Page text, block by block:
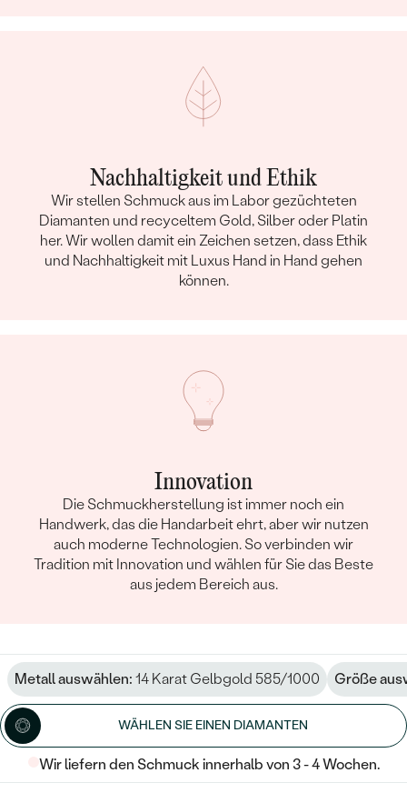
Nachhaltigkeit und Ethik
Wir stellen Schmuck aus im Labor gezüchteten
Diamanten und recyceltem Gold, Silber oder Platin
her. Wir wollen damit ein Zeichen setzen, dass Ethik
und Nachhaltigkeit mit Luxus Hand in Hand gehen
können.
Innovation
Die Schmuckherstellung ist immer noch ein
Handwerk, das die Handarbeit ehrt, aber wir nutzen
auch moderne Technologien. So verbinden wir
Tradition mit Innovation und wählen für Sie das Beste
aus jedem Bereich aus.
Metall auswählen: 14 Karat Gelbgold 585/1000 Größe
WÄHLEN SIE EINEN DIAMANTEN
Wir liefern den Schmuck innerhalb von 3 - 4 Wochen.